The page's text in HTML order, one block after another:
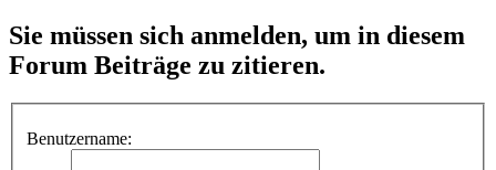
Sie müssen sich anmelden, um in diesem
Forum Beiträge zu zitieren.
Benutzername: